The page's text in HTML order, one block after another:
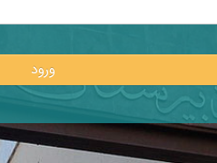
ورود